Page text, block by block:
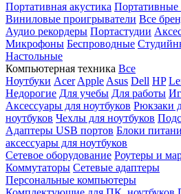
Портативная акустика Портативные
Виниловые проигрыватели Все
Аудио рекордеры Портастудии
Микрофоны Беспроводные
Настольные
Компьютерная техника Все
Ноутбуки Acer Apple Asus Dell HP
Недорогие Для учебы Для работы
Аксессуары для ноутбуков Рюкзаки
ноутбуков Чехлы для ноутбуков
Адаптеры USB портов Блоки
аксессуары для ноутбуков
Сетевое оборудование Роутеры и
Коммутаторы Сетевые адаптеры
Персональные компьютеры